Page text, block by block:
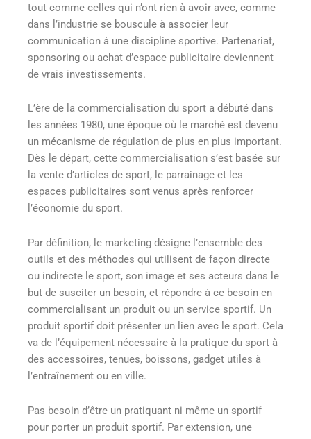
tout comme celles qui n’ont rien à avoir avec, comme
dans l’industrie se bouscule à associer leur
communication à une discipline sportive. Partenariat,
sponsoring ou achat d’espace publicitaire deviennent
de vrais investissements.
L’ère de la commercialisation du sport a débuté dans
les années 1980, une époque où le marché est devenu
un mécanisme de régulation de plus en plus important.
Dès le départ, cette commercialisation s’est basée sur
la vente d’articles de sport, le parrainage et les
espaces publicitaires sont venus après renforcer
l’économie du sport.
Par définition, le marketing désigne l’ensemble des
outils et des méthodes qui utilisent de façon directe
ou indirecte le sport, son image et ses acteurs dans le
but de susciter un besoin, et répondre à ce besoin en
commercialisant un produit ou un service sportif. Un
produit sportif doit présenter un lien avec le sport. Cela
va de l’équipement nécessaire à la pratique du sport à
des accessoires, tenues, boissons, gadget utiles à
l’entraînement ou en ville.
Pas besoin d’être un pratiquant ni même un sportif
pour porter un produit sportif. Par extension, une